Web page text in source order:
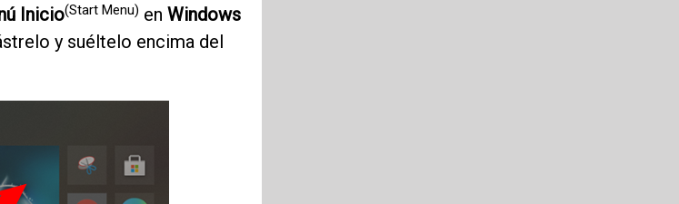
Inicio(Start Menu) en Windows
y suéltelo encima del